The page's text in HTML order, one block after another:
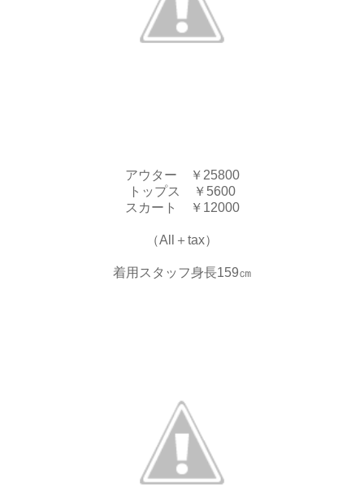
アウター ￥25800
トップス ￥5600
スカート ￥12000
（All＋tax）
着用スタッフ身長159㎝